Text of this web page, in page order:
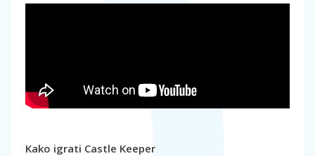
Kako igrati Castle Keeper